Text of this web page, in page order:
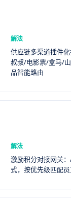
解法
供应链多渠道插件
叔叔/电影票/盒马/
品智能路由
解法
激励积分对接网关
式，按优先级匹配